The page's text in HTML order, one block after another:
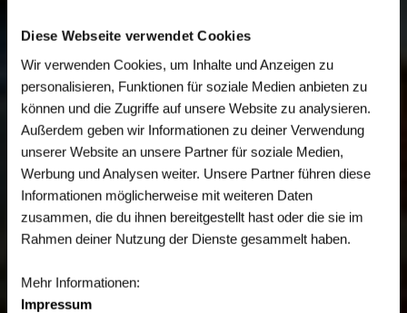
Diese Webseite verwendet Cookies
Wir verwenden Cookies, um Inhalte und Anzeigen zu
personalisieren, Funktionen für soziale Medien anbieten zu
können und die Zugriffe auf unsere Website zu analysieren.
Außerdem geben wir Informationen zu deiner Verwendung
unserer Website an unsere Partner für soziale Medien,
Werbung und Analysen weiter. Unsere Partner führen diese
Informationen möglicherweise mit weiteren Daten
zusammen, die du ihnen bereitgestellt hast oder die sie im
Rahmen deiner Nutzung der Dienste gesammelt haben.
Mehr Informationen:
Impressum